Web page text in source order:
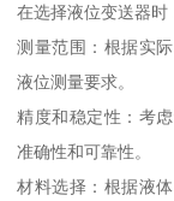
在选择液位变送器时
测量范围：根据实
液位测量要求。
精度和稳定性：考
准确性和可靠性。
材料选择：根据液